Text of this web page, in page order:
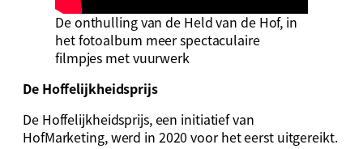
De onthulling van de Held van de Hof, in
het fotoalbum meer spectaculaire
filmpjes met vuurwerk
De Hoffelijkheidsprijs
De Hoffelijkheidsprijs, een initiatief van
HofMarketing, werd in 2020 voor het eerst uitgereikt.